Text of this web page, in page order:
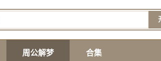
周公解梦 合集